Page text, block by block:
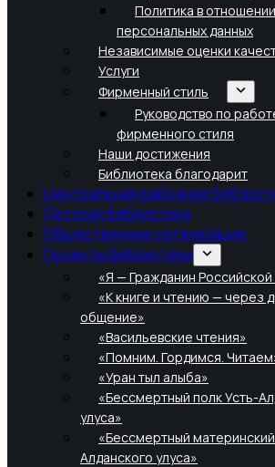
Политика в
персональных данных
Независимые оценки
Услуги
Фирменный стиль
Руководство по
фирменного стиля
Наши достижения
Библиотека благодарит
Центральная районная
Детская библиотека
Общественные организации
Проекты библиотеки
«Я — Гражданин
«К книге и чтению — через
общение»
«Васильевские чтения»
«Помним. Гордимся.
«Уран тыл алыба»
«Бессмертный полк Усть-
улуса»
«Бессмертный
Алданского улуса»